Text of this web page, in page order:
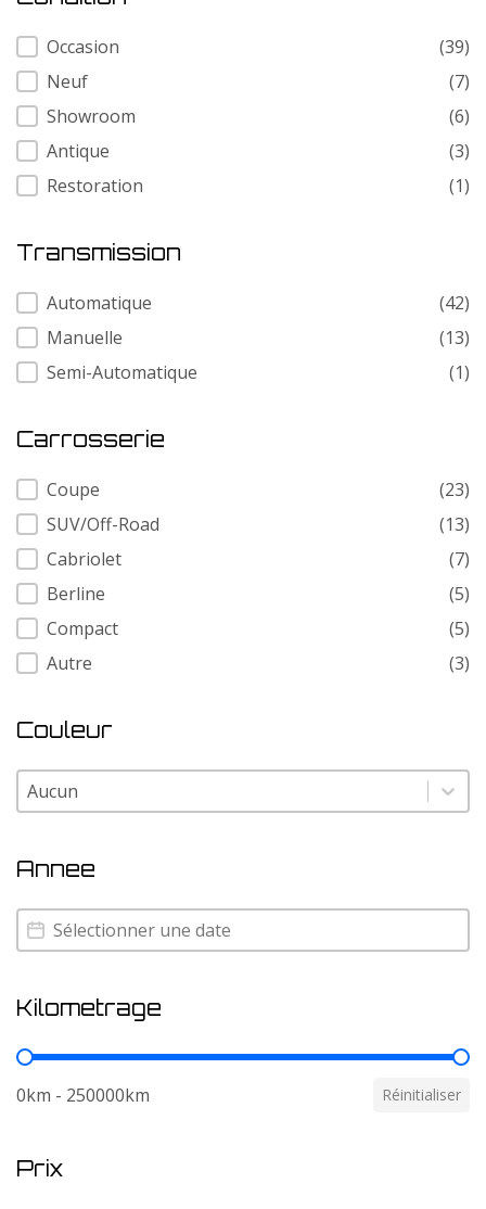
Condition
Occasion
(39)
Neuf
(7)
Showroom
(6)
Antique
(3)
Restoration
(1)
Transmission
Transmission
Automatique
(42)
Manuelle
(13)
Semi-Automatique
(1)
Carrosserie
Carrosserie
Coupe
(23)
SUV/Off-Road
(13)
Cabriolet
(7)
Berline
(5)
Compact
(5)
Autre
(3)
Couleur
Couleur
Couleur
Annee
Annee
Annee
Kilometrage
Kilometrage
0km - 250000km Réinitialiser
Prix